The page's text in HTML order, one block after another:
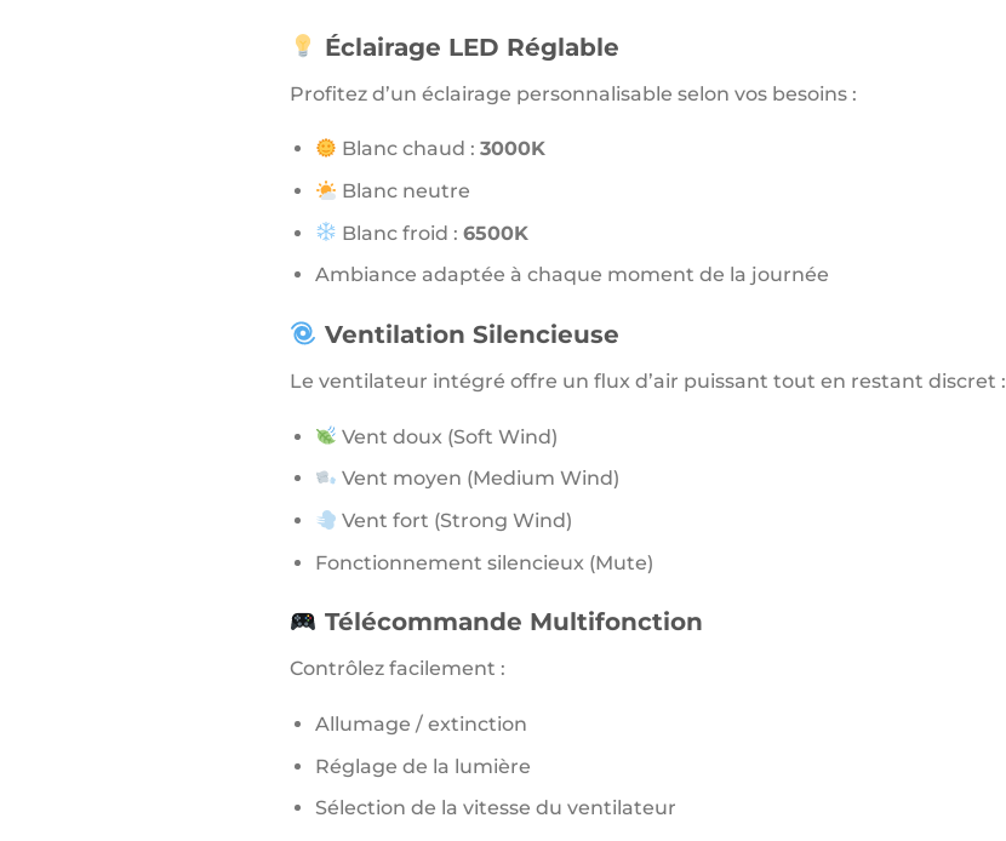
Éclairage LED Réglable
Profitez d’un éclairage personnalisable selon vos besoins :
Blanc chaud :3000K
Blanc neutre
Blanc froid :6500K
Ambiance adaptée à chaque moment de la journée
Ventilation Silencieuse
Le ventilateur intégré offre un flux d’air puissant tout en restant discret :
Vent doux (Soft Wind)
Vent moyen (Medium Wind)
Vent fort (Strong Wind)
Fonctionnement silencieux (Mute)
Télécommande Multifonction
Contrôlez facilement :
Allumage / extinction
Réglage de la lumière
Sélection de la vitesse du ventilateur